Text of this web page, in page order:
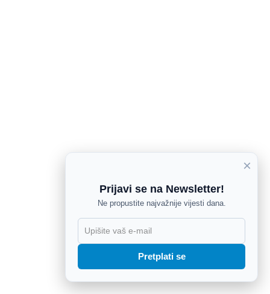
×
Prijavi se na Newsletter!
Ne propustite najvažnije vijesti dana.
Pretplati se